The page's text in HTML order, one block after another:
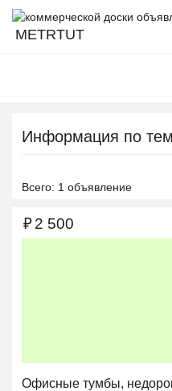
METRTUT
Информация по
Всего: 1 объявление
Офисные тумбы,
₽2 500